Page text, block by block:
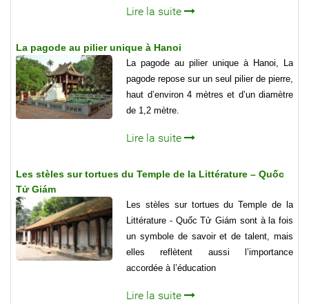
Lire la suite
La pagode au pilier unique à Hanoi
La pagode au pilier unique à Hanoi, La
pagode repose sur un seul pilier de pierre,
haut d’environ 4 mètres et d’un diamètre
de 1,2 mètre.
Lire la suite
Les stèles sur tortues du Temple de la Littérature – Quốc
Tử Giám
Les stèles sur tortues du Temple de la
Littérature - Quốc Tử Giám sont à la fois
un symbole de savoir et de talent, mais
elles reflètent aussi l’importance
accordée à l’éducation
Lire la suite